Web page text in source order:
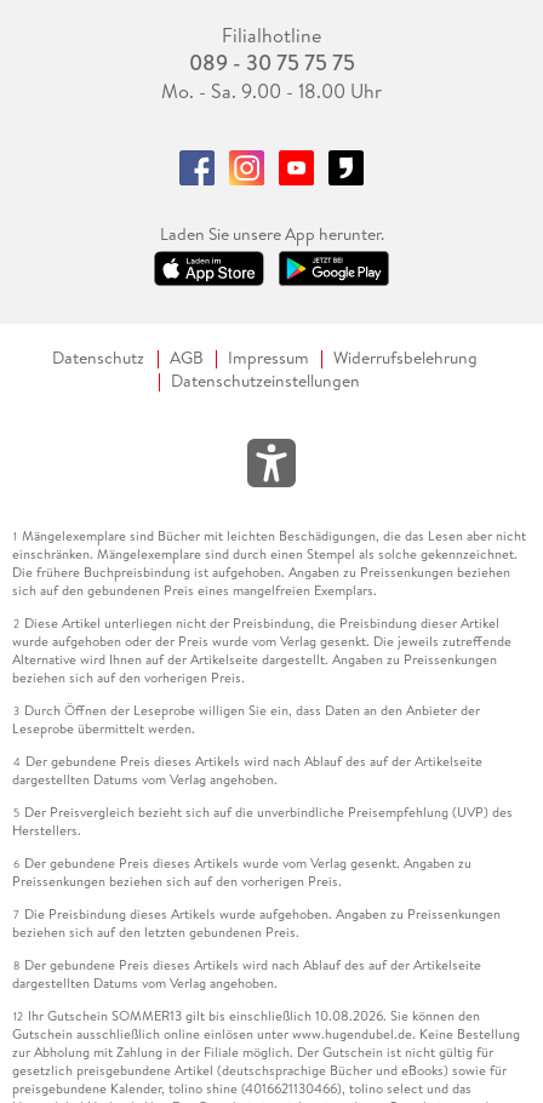
Filialhotline
089 - 30 75 75 75
Mo. - Sa. 9.00 - 18.00 Uhr
Laden Sie unsere App herunter.
Datenschutz AGB Impressum
Widerrufsbelehrung
Datenschutzeinstellungen
1 Mängelexemplare sind Bücher mit leichten Beschädigungen, die das Lesen aber nicht
einschränken. Mängelexemplare sind durch einen Stempel als solche gekennzeichnet.
Die frühere Buchpreisbindung ist aufgehoben. Angaben zu Preissenkungen beziehen
sich auf den gebundenen Preis eines mangelfreien Exemplars.
2 Diese Artikel unterliegen nicht der Preisbindung, die Preisbindung dieser Artikel
wurde aufgehoben oder der Preis wurde vom Verlag gesenkt. Die jeweils zutreffende
Alternative wird Ihnen auf der Artikelseite dargestellt. Angaben zu Preissenkungen
beziehen sich auf den vorherigen Preis.
3 Durch Öffnen der Leseprobe willigen Sie ein, dass Daten an den Anbieter der
Leseprobe übermittelt werden.
4 Der gebundene Preis dieses Artikels wird nach Ablauf des auf der Artikelseite
dargestellten Datums vom Verlag angehoben.
5 Der Preisvergleich bezieht sich auf die unverbindliche Preisempfehlung (UVP) des
Herstellers.
6 Der gebundene Preis dieses Artikels wurde vom Verlag gesenkt. Angaben zu
Preissenkungen beziehen sich auf den vorherigen Preis.
7 Die Preisbindung dieses Artikels wurde aufgehoben. Angaben zu Preissenkungen
beziehen sich auf den letzten gebundenen Preis.
8 Der gebundene Preis dieses Artikels wird nach Ablauf des auf der Artikelseite
dargestellten Datums vom Verlag angehoben.
12 Ihr Gutschein SOMMER13 gilt bis einschließlich 10.08.2026. Sie können den
Gutschein ausschließlich online einlösen unter www.hugendubel.de. Keine Bestellung
zur Abholung mit Zahlung in der Filiale möglich. Der Gutschein ist nicht gültig für
gesetzlich preisgebundene Artikel (deutschsprachige Bücher und eBooks) sowie für
preisgebundene Kalender, tolino shine (4016621130466), tolino select und das